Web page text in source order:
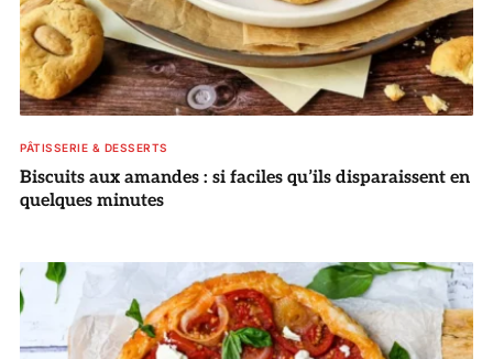
PÂTISSERIE & DESSERTS
Biscuits aux amandes : si faciles qu’ils disparaissent en
quelques minutes